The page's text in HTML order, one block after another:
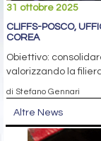
31 ottobre 2025
CLIFFS-POSCO,
COREA
Obiettivo:
valorizzando la
di Stefano Gennari
Altre News